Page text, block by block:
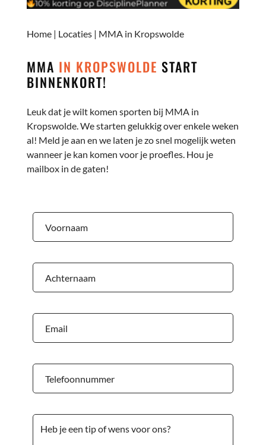
Home| Locaties| MMA in Kropswolde
MMA IN KROPSWOLDE START
BINNENKORT!
Leuk dat je wilt komen sporten bij MMA in
Kropswolde. We starten gelukkig over enkele weken
al! Meld je aan en we laten je zo snel mogelijk weten
wanneer je kan komen voor je proefles. Hou je
mailbox in de gaten!